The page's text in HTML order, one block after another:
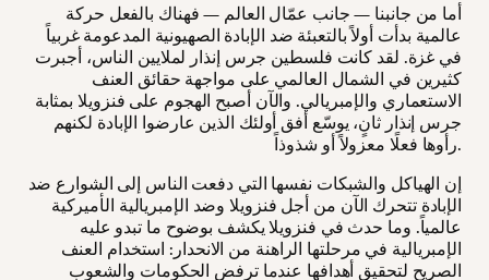
أما من جانبنا — جانب عمّال العالم — فهناك بالفعل حركة
عالمية بدأت أولاً بالتعبئة ضد الإبادة الصهيونية المدعومة غربياً
في غزة. لقد كانت فلسطين جرس إنذار لملايين الناس، أجبرت
كثيرين في الشمال العالمي على مواجهة حقائق العنف
الاستعماري والإمبريالي. والآن أصبح الهجوم على فنزويلا بمثابة
جرس إنذار ثانٍ، يوسّع أفق أولئك الذين عارضوا الإبادة لكنهم
رأوها فعلًا معزولاً أو شذوذاً.
إن الهياكل والشبكات نفسها التي دفعت الناس إلى الشوارع ضد
الإبادة تتحرك الآن من أجل فنزويلا وضد الإمبريالية الأميركية
عالمياً. وما حدث في فنزويلا يكشف بوضوح ما تبدو عليه
الإمبريالية في مرحلتها الراهنة من الانحدار: استخدام العنف
الصريح لتحقيق أهدافها عندما ترفض الحكومات والشعوب